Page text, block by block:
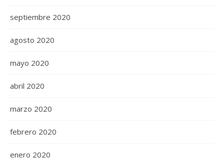
septiembre 2020
agosto 2020
mayo 2020
abril 2020
marzo 2020
febrero 2020
enero 2020